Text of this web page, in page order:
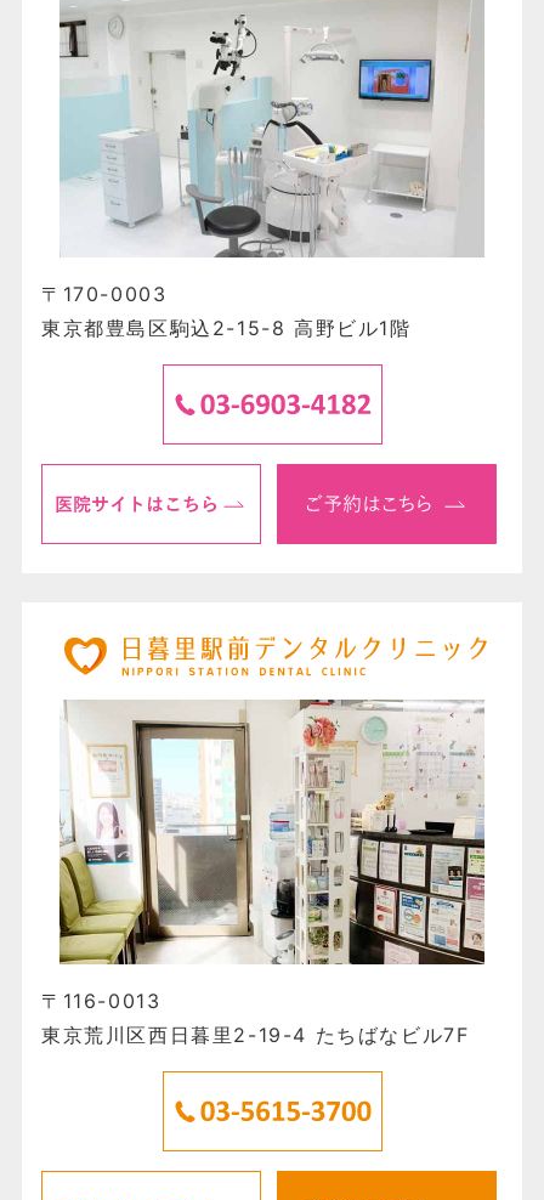
〒170-0003
東京都豊島区駒込2-15-8 高野ビル1階
〒116-0013
東京荒川区西日暮里2-19-4 たちばなビル7F